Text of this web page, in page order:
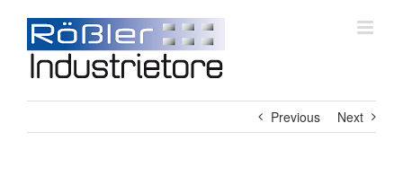
content
Previous Next